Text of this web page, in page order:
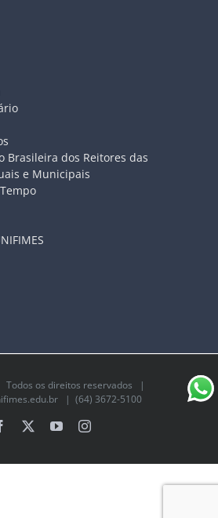
Brasileira dos Reitores das
e Municipais
os direitos reservados |
| (64) 3672-5100
Facebook YouTubeInstagram